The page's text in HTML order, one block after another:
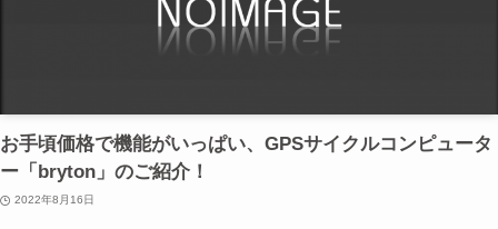
お手頃価格で機能がいっぱい、GPSサイクルコンピュータ
ー「bryton」のご紹介！
2022年8月16日